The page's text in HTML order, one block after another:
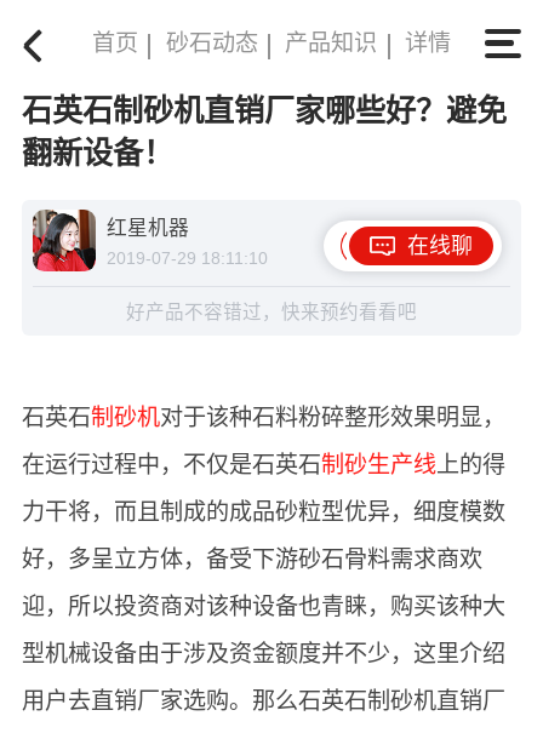
首页 砂石动态 产品知识 详情
石英石制砂机直销厂家哪些好？避免
翻新设备！
红星机器
2019-07-29 18:11:10
在线聊
好产品不容错过，快来预约看看吧
石英石制砂机对于该种石料粉碎整形效果明显，
在运行过程中，不仅是石英石制砂生产线上的得
力干将，而且制成的成品砂粒型优异，细度模数
好，多呈立方体，备受下游砂石骨料需求商欢
迎，所以投资商对该种设备也青睐，购买该种大
型机械设备由于涉及资金额度并不少，这里介绍
用户去直销厂家选购。那么石英石制砂机直销厂